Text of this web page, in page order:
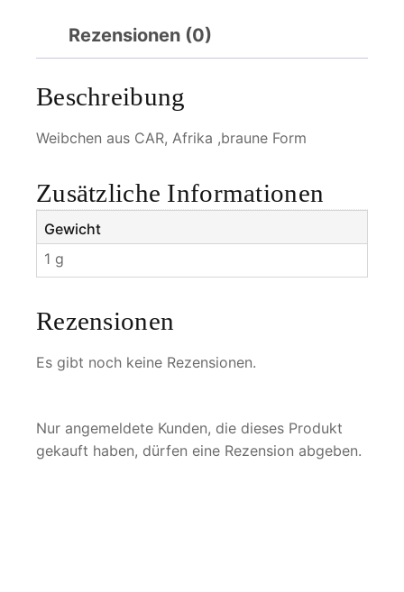
a
M
n
e
Rezensionen (0)
Beschreibung
Weibchen aus CAR, Afrika ,braune Form
Zusätzliche Informationen
Gewicht
1 g
Rezensionen
Es gibt noch keine Rezensionen.
Nur angemeldete Kunden, die dieses Produkt
gekauft haben, dürfen eine Rezension abgeben.